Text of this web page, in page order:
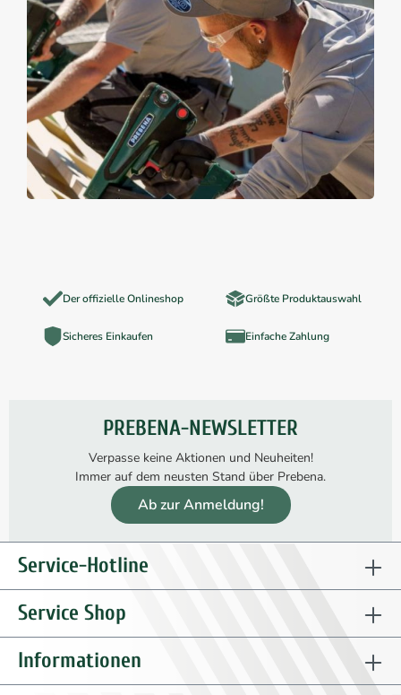
Der offizielle Onlineshop Größte Produktauswahl
Sicheres Einkaufen Einfache Zahlung
PREBENA-NEWSLETTER
Verpasse keine Aktionen und Neuheiten!
Immer auf dem neusten Stand über Prebena.
Ab zur Anmeldung!
Service-Hotline
Service Shop
Informationen